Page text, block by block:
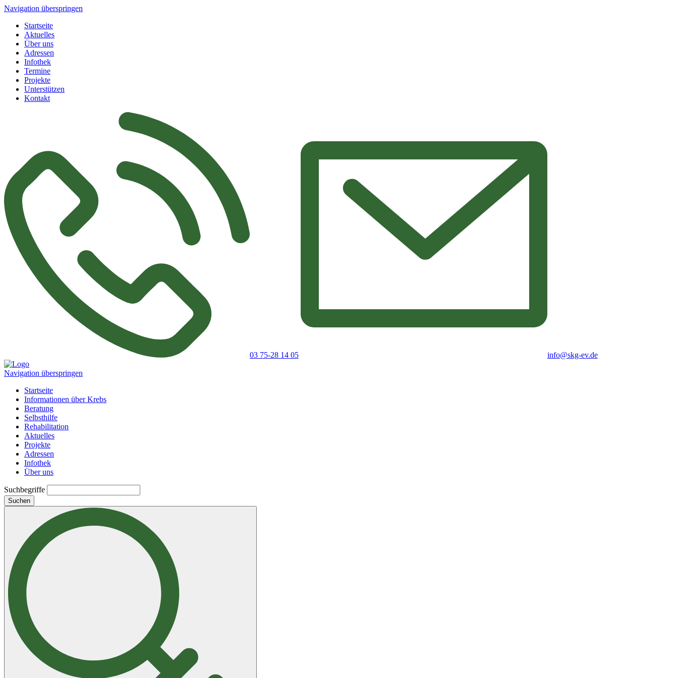
Navigation überspringen
Startseite
Aktuelles
Über uns
Adressen
Infothek
Termine
Projekte
Unterstützen
Kontakt
03 75-28 14 05 info@skg-ev.de
Navigation überspringen
Startseite
Informationen über Krebs
Beratung
Selbsthilfe
Rehabilitation
Aktuelles
Projekte
Adressen
Infothek
Über uns
Suchbegriffe
Suchen